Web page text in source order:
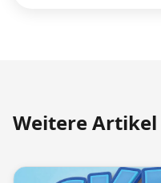
Weitere Artikel